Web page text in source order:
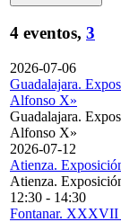
4 eventos, 3
2026-07-06
Guadalajara.
Alfonso X»
Guadalajara.
Alfonso X»
2026-07-12
Atienza.
Atienza.
12:30 - 14:30
Fontanar. XXXVII